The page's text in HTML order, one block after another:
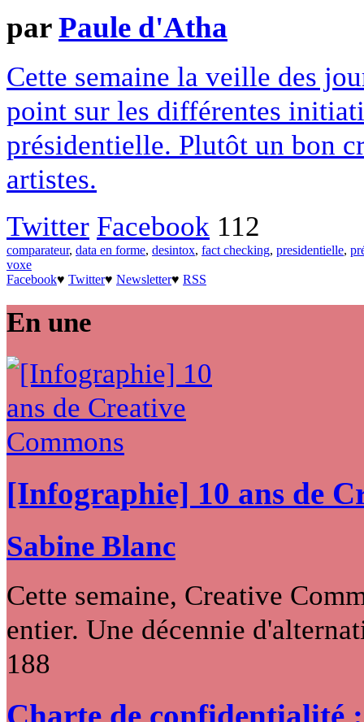
parPaule d'Atha
Cette semaine la veille des
point sur les différentes
présidentielle. Plutôt un bon
artistes.
Twitter Facebook 112
comparateur, data en forme, desintox, fact checking, presidentielle,
voxe
Facebook♥ Twitter♥ Newsletter♥ RSS
En une
[Infographie] 10 ans de
Sabine Blanc
Cette semaine, Creative
entier. Une décennie
188